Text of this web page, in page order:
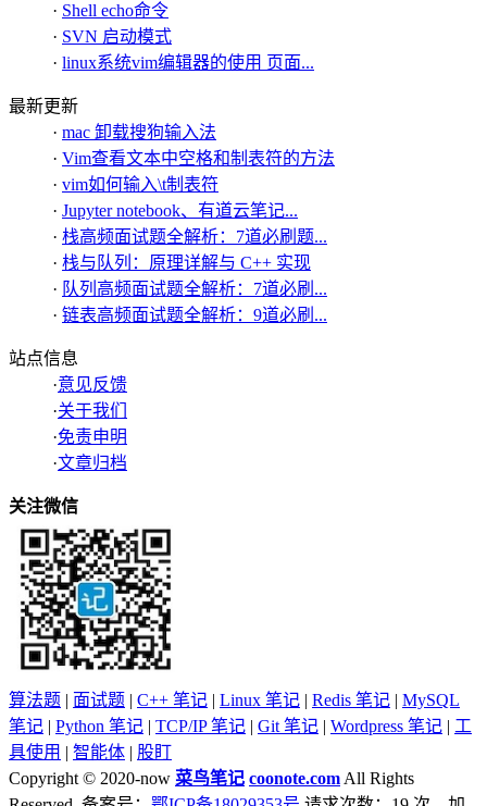
· Shell echo命令
· SVN 启动模式
· linux系统vim编辑器的使用 页面...
最新更新
· mac 卸载搜狗输入法
· Vim查看文本中空格和制表符的方法
· vim如何输入\t制表符
· Jupyter notebook、有道云笔记...
· 栈高频面试题全解析：7道必刷题...
· 栈与队列：原理详解与 C++ 实现
· 队列高频面试题全解析：7道必刷...
· 链表高频面试题全解析：9道必刷...
站点信息
·意见反馈
·关于我们
·免责申明
·文章归档
关注微信
算法题 | 面试题 | C++ 笔记 | Linux 笔记 | Redis 笔记 | MySQL
笔记 | Python 笔记 | TCP/IP 笔记 | Git 笔记 | Wordpress 笔记 | 工
具使用 | 智能体 | 股盯
Copyright © 2020-now 菜鸟笔记 coonote.com All Rights